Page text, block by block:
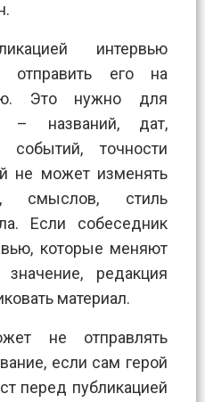
интервью
отправить его на
Это нужно для
– названий, дат,
событий, точности
не может изменять
смыслов, стиль
Если собеседник
которые меняют
редакция
материал.
не отправлять
если сам герой
перед публикацией